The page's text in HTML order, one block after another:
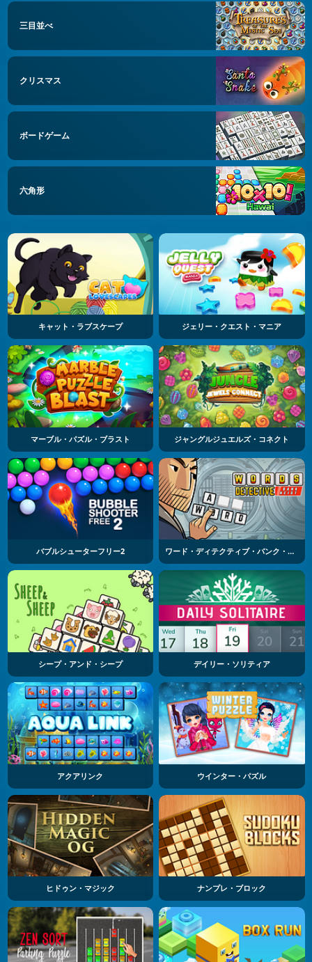
三目並べ
クリスマス
ボードゲーム
六角形
キャット・ラブスケープ ジェリー・クエスト・マニア
マーブル・パズル・ブラスト ジャングルジュエルズ・コネクト
バブルシューターフリー2 ワード・ディテクティブ・バンク・ヘイスト
シープ・アンド・シープ デイリー・ソリティア
アクアリンク ウインター・パズル
ヒドゥン・マジック ナンプレ・ブロック